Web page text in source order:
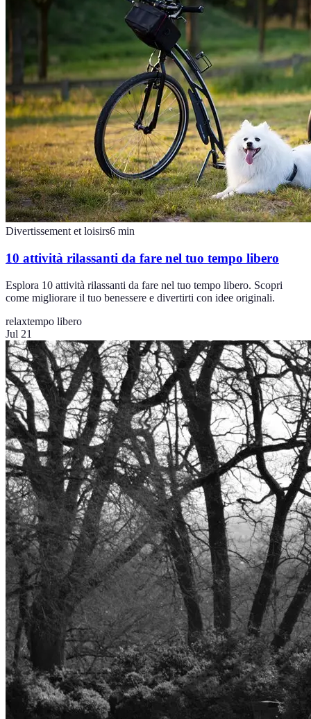
Divertissement et loisirs6 min
10 attività rilassanti da fare nel tuo tempo libero
Esplora 10 attività rilassanti da fare nel tuo tempo libero. Scopri
come migliorare il tuo benessere e divertirti con idee originali.
relaxtempo libero
Jul 21